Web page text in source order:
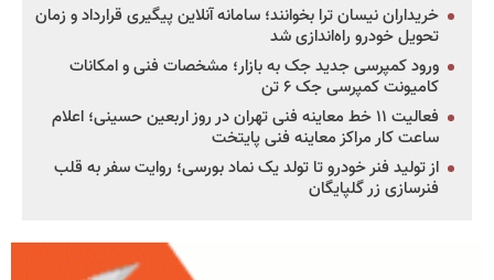
خریداران نیسان ترا بخوانند؛ سامانه آنلاین پیگیری قرارداد و زمان
تحویل خودرو راه‌اندازی شد
ورود کمپرسی جدید جک به بازار؛ مشخصات فنی و امکانات
کامیونت کمپرسی جک ۶ تن
فعالیت ۱۱ خط معاینه فنی تهران در روز اربعین حسینی؛ اعلام
ساعت کار مراکز معاینه فنی پایتخت
از تولید فنر خودرو تا تولد یک نماد بورسی؛ روایت سفر به قلب
فنرسازی زر گلپایگان